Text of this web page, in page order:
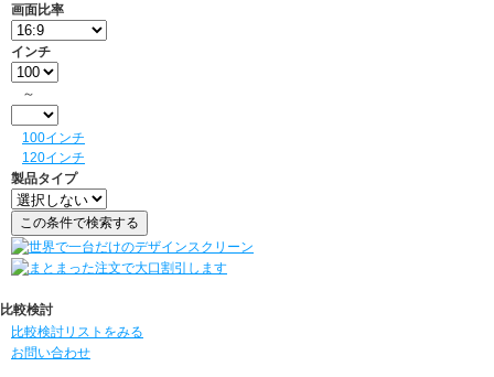
画面比率
インチ
～
100インチ
120インチ
製品タイプ
比較検討
比較検討リストをみる
お問い合わせ